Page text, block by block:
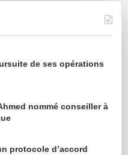
de ses opérations
nommé conseiller à
protocole d’accord